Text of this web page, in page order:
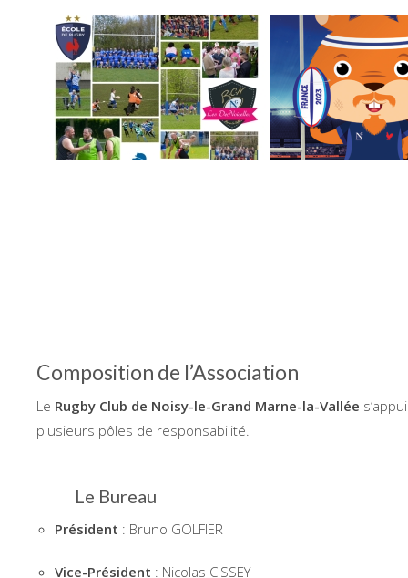
Composition de l’Association
Le Rugby Club de Noisy-le-Grand Marne-la-Vallée
plusieurs pôles de responsabilité.
Le Bureau
Président : Bruno GOLFIER
Vice-Président : Nicolas CISSEY